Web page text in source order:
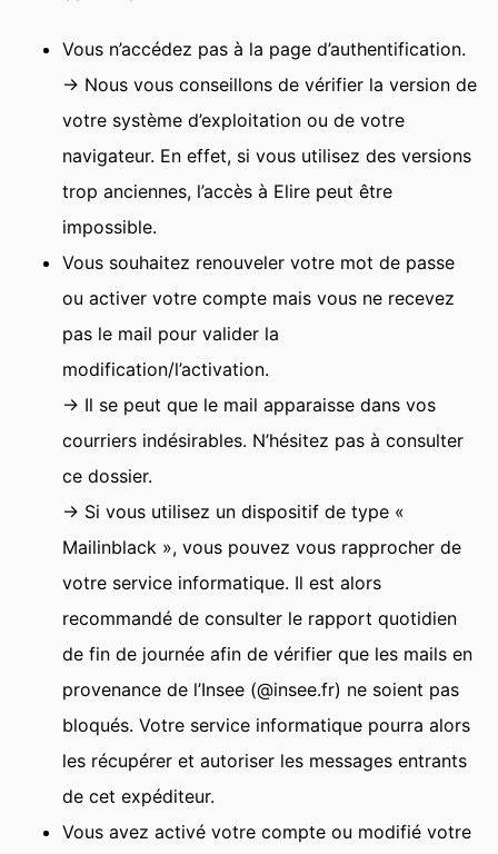
Vous n’accédez pas à la page d’authentification.
→ Nous vous conseillons de vérifier la version de
votre système d’exploitation ou de votre
navigateur. En effet, si vous utilisez des versions
trop anciennes, l’accès à Elire peut être
impossible.
Vous souhaitez renouveler votre mot de passe
ou activer votre compte mais vous ne recevez
pas le mail pour valider la
modification/l’activation.
→ Il se peut que le mail apparaisse dans vos
courriers indésirables. N’hésitez pas à consulter
ce dossier.
→ Si vous utilisez un dispositif de type «
Mailinblack », vous pouvez vous rapprocher de
votre service informatique. Il est alors
recommandé de consulter le rapport quotidien
de fin de journée afin de vérifier que les mails en
provenance de l’Insee (@insee.fr) ne soient pas
bloqués. Votre service informatique pourra alors
les récupérer et autoriser les messages entrants
de cet expéditeur.
Vous avez activé votre compte ou modifié votre